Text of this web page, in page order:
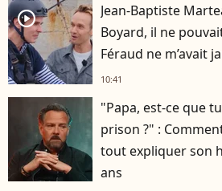
player2
Jean-Baptiste
Boyard, il ne
Féraud ne m’avait
10:41
"Papa, est-ce que
prison ?" :
tout expliquer son
ans